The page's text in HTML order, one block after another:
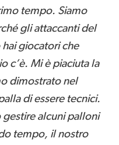
tempo. Siamo
gli attaccanti del
hai giocatori che
c’è. Mi è piaciuta la
dimostrato nel
di essere tecnici.
alcuni palloni
tempo, il nostro